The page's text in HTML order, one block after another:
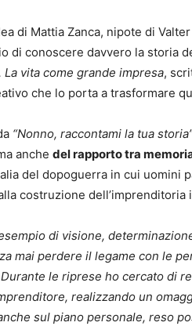
di Mattia Zanca, nipote di
di conoscere davvero la storia
La vita come grande impresa,
che lo porta a trasformare
“Nonno, raccontami la tua
anche del rapporto tra
del dopoguerra in cui uomini
costruzione dell’imprenditoria
di visione,
mai perdere il legame con le
le riprese ho cercato di
realizzando un
sul piano personale, reso